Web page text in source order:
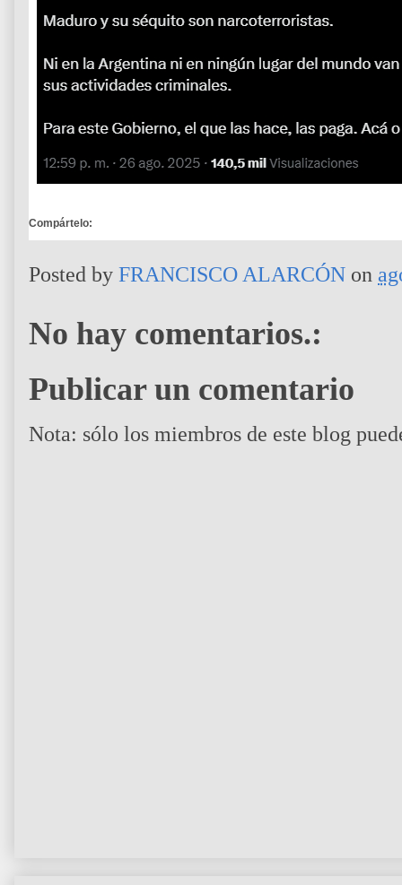
Compártelo:
Posted by FRANCISCO ALARCÓN on
No hay comentarios.:
Publicar un comentario
Nota: sólo los miembros de este blog